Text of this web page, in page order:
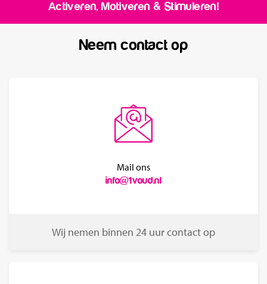
Activeren, Motiveren & Stimuleren!
Neem contact op
Mail ons
info@1voud.nl
Wij nemen binnen 24 uur contact op